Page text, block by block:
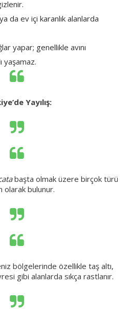
da ev içi karanlık alanlarda
yapar; genellikle avını
yaşamaz.
Yayılış:
başta olmak üzere birçok türü
olarak bulunur.
bölgelerinde özellikle taş altı,
gibi alanlarda sıkça rastlanır.